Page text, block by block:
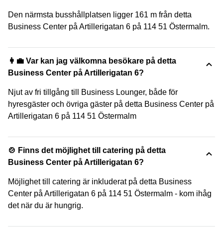
Den närmsta busshållplatsen ligger 161 m från detta
Business Center på Artillerigatan 6 på 114 51 Östermalm.
👩‍💼 Var kan jag välkomna besökare på detta
Business Center på Artillerigatan 6?
Njut av fri tillgång till Business Lounger, både för
hyresgäster och övriga gäster på detta Business Center på
Artillerigatan 6 på 114 51 Östermalm
🍲 Finns det möjlighet till catering på detta
Business Center på Artillerigatan 6?
Möjlighet till catering är inkluderat på detta Business
Center på Artillerigatan 6 på 114 51 Östermalm - kom ihåg
det när du är hungrig.